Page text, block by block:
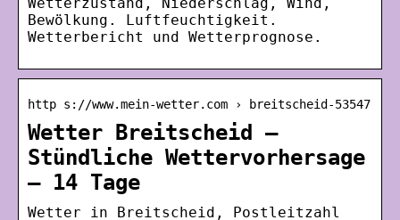
Bewölkung. Luftfeuchtigkeit.
Wetterbericht und Wetterprognose.
http s://www.mein-wetter.com › breitscheid-53547
Wetter Breitscheid –
Stündliche Wettervorhersage
– 14 Tage
Wetter in Breitscheid, Postleitzahl